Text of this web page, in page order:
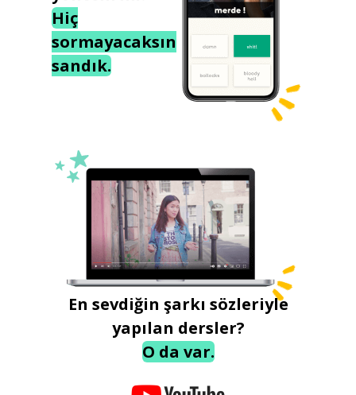
Hiç
sormayacaksın
sandık.
En sevdiğin şarkı sözleriyle
yapılan dersler?
O da var.